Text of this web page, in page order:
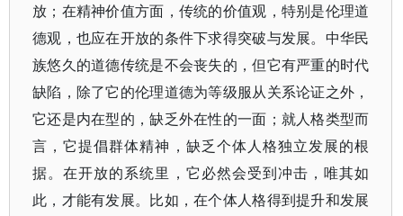
放；在精神价值方面，传统的价值观，特别是伦理道
德观，也应在开放的条件下求得突破与发展。中华民
族悠久的道德传统是不会丧失的，但它有严重的时代
缺陷，除了它的伦理道德为等级服从关系论证之外，
它还是内在型的，缺乏外在性的一面；就人格类型而
言，它提倡群体精神，缺乏个体人格独立发展的根
据。在开放的系统里，它必然会受到冲击，唯其如
此，才能有发展。比如，在个体人格得到提升和发展